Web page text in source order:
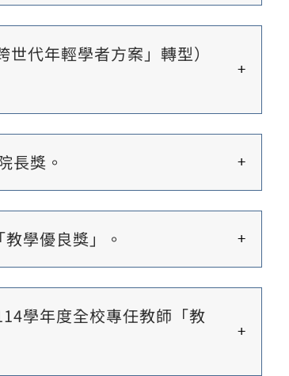
代年輕學者方案」轉型）
長獎。
學優良獎」。
學年度全校專任教師「教